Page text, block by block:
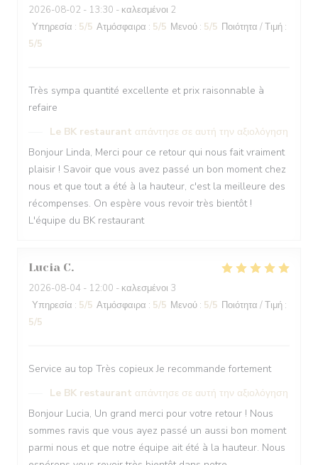
2026-08-02 - 13:30 - καλεσμένοι 2
Υπηρεσία : 5/5 Ατμόσφαιρα : 5/5 Μενού : 5/5 Ποιότητα / Τιμή :
5/5
Très sympa quantité excellente et prix raisonnable à
refaire
Le BK restaurant απάντησε σε αυτή την αξιολόγηση
Bonjour Linda, Merci pour ce retour qui nous fait vraiment
plaisir ! Savoir que vous avez passé un bon moment chez
nous et que tout a été à la hauteur, c'est la meilleure des
récompenses. On espère vous revoir très bientôt !
L'équipe du BK restaurant
Lucia C
2026-08-04 - 12:00 - καλεσμένοι 3
Υπηρεσία : 5/5 Ατμόσφαιρα : 5/5 Μενού : 5/5 Ποιότητα / Τιμή :
5/5
Service au top Très copieux Je recommande fortement
Le BK restaurant απάντησε σε αυτή την αξιολόγηση
Bonjour Lucia, Un grand merci pour votre retour ! Nous
sommes ravis que vous ayez passé un aussi bon moment
parmi nous et que notre équipe ait été à la hauteur. Nous